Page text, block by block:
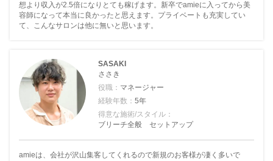
想より収入が2.5倍になりとても稼げます。新卒でamieに入ってから美
容師になって本当に良かったと思えます。プライベートも充実してい
て、こんなサロンは他に無いと思います。
SASAKI
ささき
役職： マネージャー
経験年数： 5年
得意な施術/スタイル：
ブリーチ全般 セットアップ
amieは、会社が沢山集客してくれるので新規のお客様が凄く多いで